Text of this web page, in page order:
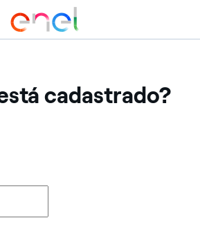
cadastrado?